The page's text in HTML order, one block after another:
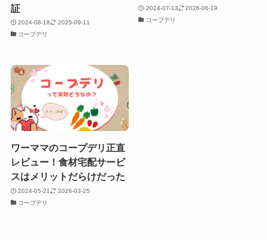
証
2024-08-18
2025-09-11
コープデリ
2024-07-13
2026-06-19
コープデリ
ワーママのコープデリ正直
レビュー！食材宅配サービ
スはメリットだらけだった
2024-05-21
2026-03-25
コープデリ